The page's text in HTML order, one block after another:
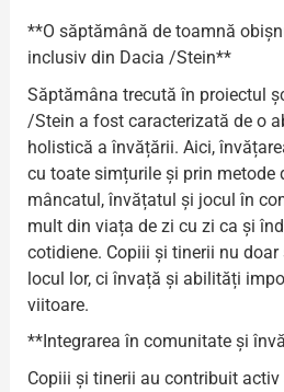
**O săptămână de toamnă
inclusiv din Dacia /Stein**
Săptămâna trecută în proiectul
/Stein a fost caracterizată de o
holistică a învățării. Aici,
cu toate simțurile și prin metode
mâncatul, învățatul și jocul în
mult din viața de zi cu zi ca și
cotidiene. Copiii și tinerii nu
locul lor, ci învață și abilități
viitoare.
**Integrarea în comunitate și
Copiii și tinerii au contribuit